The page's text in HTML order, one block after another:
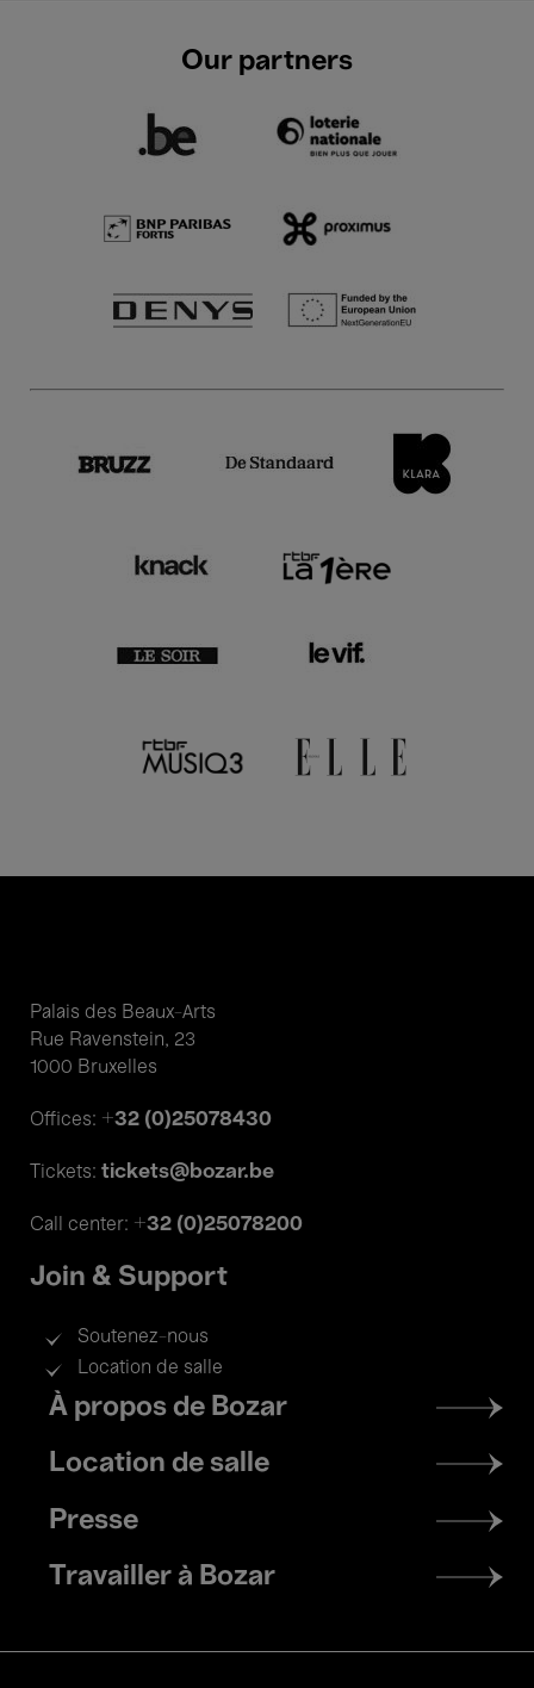
Our partners
Palais des Beaux-Arts
Rue Ravenstein, 23
1000 Bruxelles
Offices: +32 (0)25078430
Tickets: tickets@bozar.be
Call center: +32 (0)25078200
Join & Support
Soutenez-nous
Location de salle
Footer
menu
À propos de Bozar
Location de salle
Presse
Travailler à Bozar